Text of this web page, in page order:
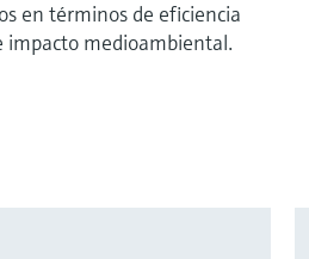
en términos de eficiencia
impacto medioambiental.